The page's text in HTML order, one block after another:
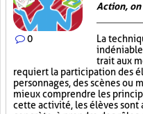
0
Action,
La
trait aux
requiert la participation des
personnages, des scènes ou
mieux comprendre les
cette activité, les élèves sont